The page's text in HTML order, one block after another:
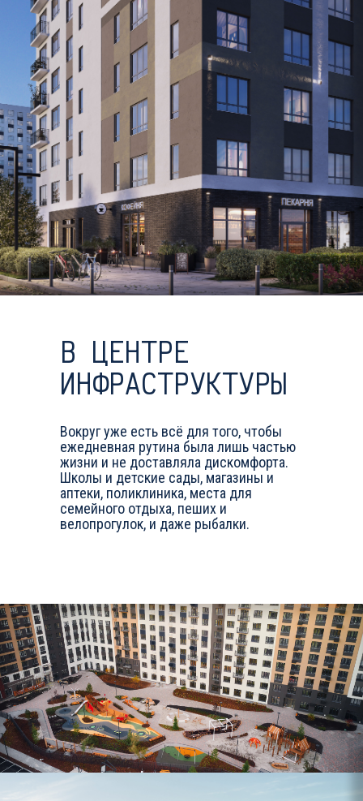
В ЦЕНТРЕ
ИНФРАСТРУКТУРЫ
Вокруг уже есть всё для того, чтобы
ежедневная рутина была лишь частью
жизни и не доставляла дискомфорта.
Школы и детские сады, магазины и
аптеки, поликлиника, места для
семейного отдыха, пеших и
велопрогулок, и даже рыбалки.